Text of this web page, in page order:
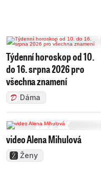
Týdenní horoskop od 10.
do 16. srpna 2026 pro
všechna znamení
Dáma
video Alena Mihulová
Ženy